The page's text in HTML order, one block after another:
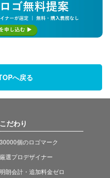
へ戻る
こだわり
30000個のロゴマーク
厳選プロデザイナー
明朗会計・追加料金ゼロ